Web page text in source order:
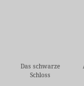
Das schwarze
Schloss